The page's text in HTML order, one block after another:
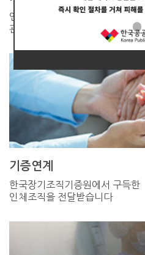
인체조직 이식재의 공적
관리기관입니다.
기증연계
한국장기조직기증원에서 구득한
인체조직을 전달받습니다